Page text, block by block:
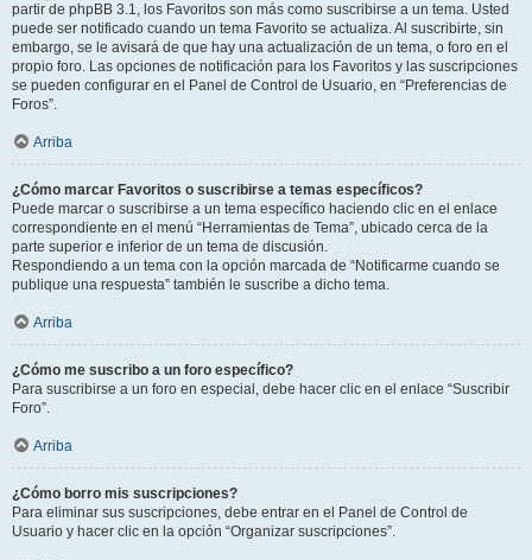
partir de phpBB 3.1, los Favoritos son más como suscribirse a un tema. Usted
puede ser notificado cuando un tema Favorito se actualiza. Al suscribirte, sin
embargo, se le avisará de que hay una actualización de un tema, o foro en el
propio foro. Las opciones de notificación para los Favoritos y las suscripciones
se pueden configurar en el Panel de Control de Usuario, en “Preferencias de
Foros”.
Arriba
¿Cómo marcar Favoritos o suscribirse a temas específicos?
Puede marcar o suscribirse a un tema específico haciendo clic en el enlace
correspondiente en el menú “Herramientas de Tema”, ubicado cerca de la
parte superior e inferior de un tema de discusión.
Respondiendo a un tema con la opción marcada de “Notificarme cuando se
publique una respuesta” también le suscribe a dicho tema.
Arriba
¿Cómo me suscribo a un foro específico?
Para suscribirse a un foro en especial, debe hacer clic en el enlace “Suscribir
Foro”.
Arriba
¿Cómo borro mis suscripciones?
Para eliminar sus suscripciones, debe entrar en el Panel de Control de
Usuario y hacer clic en la opción “Organizar suscripciones”.